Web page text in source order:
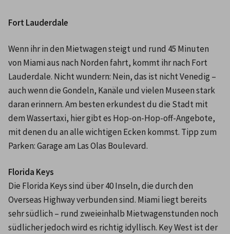
Fort Lauderdale
Wenn ihr in den Mietwagen steigt und rund 45 Minuten
von Miami aus nach Norden fahrt, kommt ihr nach Fort
Lauderdale. Nicht wundern: Nein, das ist nicht Venedig –
auch wenn die Gondeln, Kanäle und vielen Museen stark
daran erinnern. Am besten erkundest du die Stadt mit
dem Wassertaxi, hier gibt es Hop-on-Hop-off-Angebote,
mit denen du an alle wichtigen Ecken kommst. Tipp zum
Parken: Garage am Las Olas Boulevard.
Florida Keys
Die Florida Keys sind über 40 Inseln, die durch den
Overseas Highway verbunden sind. Miami liegt bereits
sehr südlich – rund zweieinhalb Mietwagenstunden noch
südlicher jedoch wird es richtig idyllisch. Key West ist der